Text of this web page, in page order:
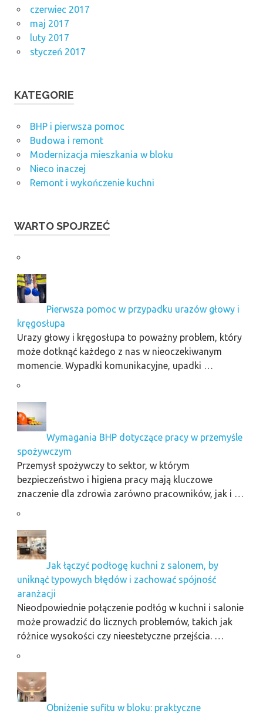
czerwiec 2017
maj 2017
luty 2017
styczeń 2017
KATEGORIE
BHP i pierwsza pomoc
Budowa i remont
Modernizacja mieszkania w bloku
Nieco inaczej
Remont i wykończenie kuchni
WARTO SPOJRZEĆ
Pierwsza pomoc w przypadku urazów głowy i
kręgosłupa
Urazy głowy i kręgosłupa to poważny problem, który
może dotknąć każdego z nas w nieoczekiwanym
momencie. Wypadki komunikacyjne, upadki …
Wymagania BHP dotyczące pracy w przemyśle
spożywczym
Przemysł spożywczy to sektor, w którym
bezpieczeństwo i higiena pracy mają kluczowe
znaczenie dla zdrowia zarówno pracowników, jak i …
Jak łączyć podłogę kuchni z salonem, by
uniknąć typowych błędów i zachować spójność
aranżacji
Nieodpowiednie połączenie podłóg w kuchni i salonie
może prowadzić do licznych problemów, takich jak
różnice wysokości czy nieestetyczne przejścia. …
Obniżenie sufitu w bloku: praktyczne